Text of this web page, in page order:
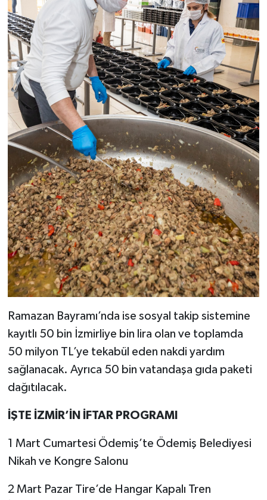
Ramazan Bayramı’nda ise sosyal takip sistemine
kayıtlı 50 bin İzmirliye bin lira olan ve toplamda
50 milyon TL’ye tekabül eden nakdi yardım
sağlanacak. Ayrıca 50 bin vatandaşa gıda paketi
dağıtılacak.
İŞTE İZMİR’İN İFTAR PROGRAMI
1 Mart Cumartesi Ödemiş’te Ödemiş Belediyesi
Nikah ve Kongre Salonu
2 Mart Pazar Tire’de Hangar Kapalı Tren